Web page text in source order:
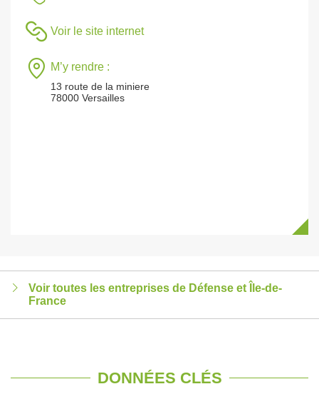
Voir le site internet
M’y rendre :
13 route de la miniere
78000 Versailles
Voir toutes les entreprises de Défense et Île-de-
France
DONNÉES CLÉS